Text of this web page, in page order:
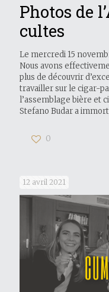
Photos de
cultes
Le mercredi 15
Nous avons
plus de découvrir
travailler sur le cigar-
l’assemblage bière et
Stefano Budar a
0
12 avril 2021